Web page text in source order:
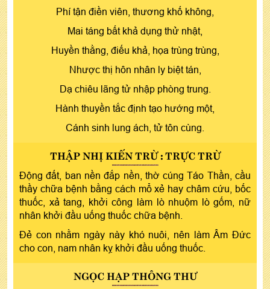
Phí tận điền viên, thương khố không,
Mai táng bất khả dụng thử nhật,
Huyền thằng, điếu khả, họa trùng trùng,
Nhược thị hôn nhân ly biệt tán,
Dạ chiêu lãng tử nhập phòng trung.
Hành thuyền tắc định tạo hướng một,
Cánh sinh lung ách, tử tôn cùng.
THẬP NHỊ KIẾN TRỪ : TRỰC TRỪ
Động đất, ban nền đắp nền, thờ cúng Táo Thần, cầu
thầy chữa bệnh bằng cách mổ xẻ hay châm cứu, bốc
thuốc, xả tang, khởi công làm lò nhuộm lò gốm, nữ
nhân khởi đầu uống thuốc chữa bệnh.
Đẻ con nhằm ngày này khó nuôi, nên làm Âm Đức
cho con, nam nhân kỵ khởi đầu uống thuốc.
NGỌC HẠP THÔNG THƯ